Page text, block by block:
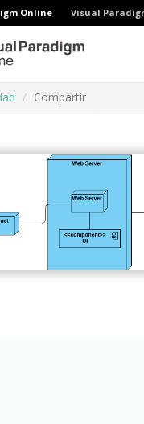
Online Visual
Compartir